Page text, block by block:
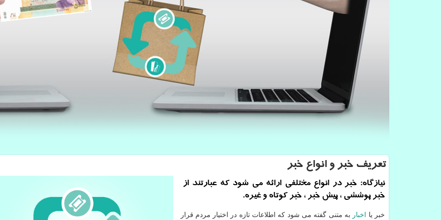
تعریف خبر و انواع خبر
نیازگاه: خبر در انواع مختلفی ارائه می شود كه عبارتند از
خبر پوششی ، پیش خبر ، خبر كوتاه و غیره.
خبر یا اخبار به متنی گفته می شود که اطلاعات تازه در اختیار مردم قرار